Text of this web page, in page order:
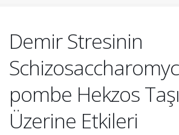
Demir Stresinin
pombe Hekzos
Üzerine Etkileri